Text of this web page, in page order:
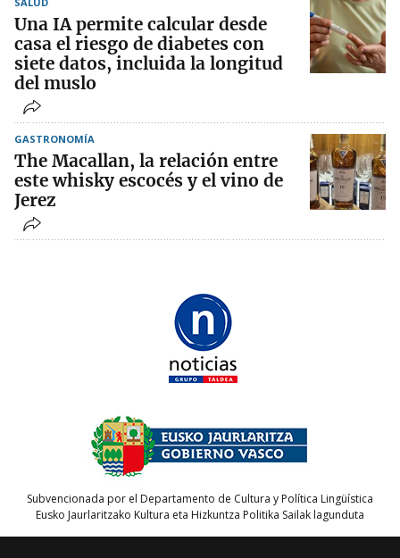
Una IA permite calcular desde
casa el riesgo de diabetes con
siete datos, incluida la longitud
del muslo
GASTRONOMÍA
The Macallan, la relación entre
este whisky escocés y el vino de
Jerez
Subvencionada por el Departamento de Cultura y Política Lingüística
Eusko Jaurlaritzako Kultura eta Hizkuntza Politika Sailak lagunduta